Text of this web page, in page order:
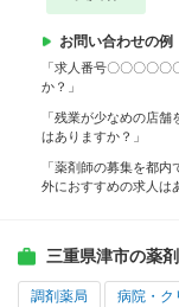
お問い合わせの例
「求人番号〇〇〇〇
か？」
「残業が少なめの店
はありますか？」
「薬剤師の募集を都
外におすすめの求人は
三重県津市の薬
調剤薬局 病院・ク